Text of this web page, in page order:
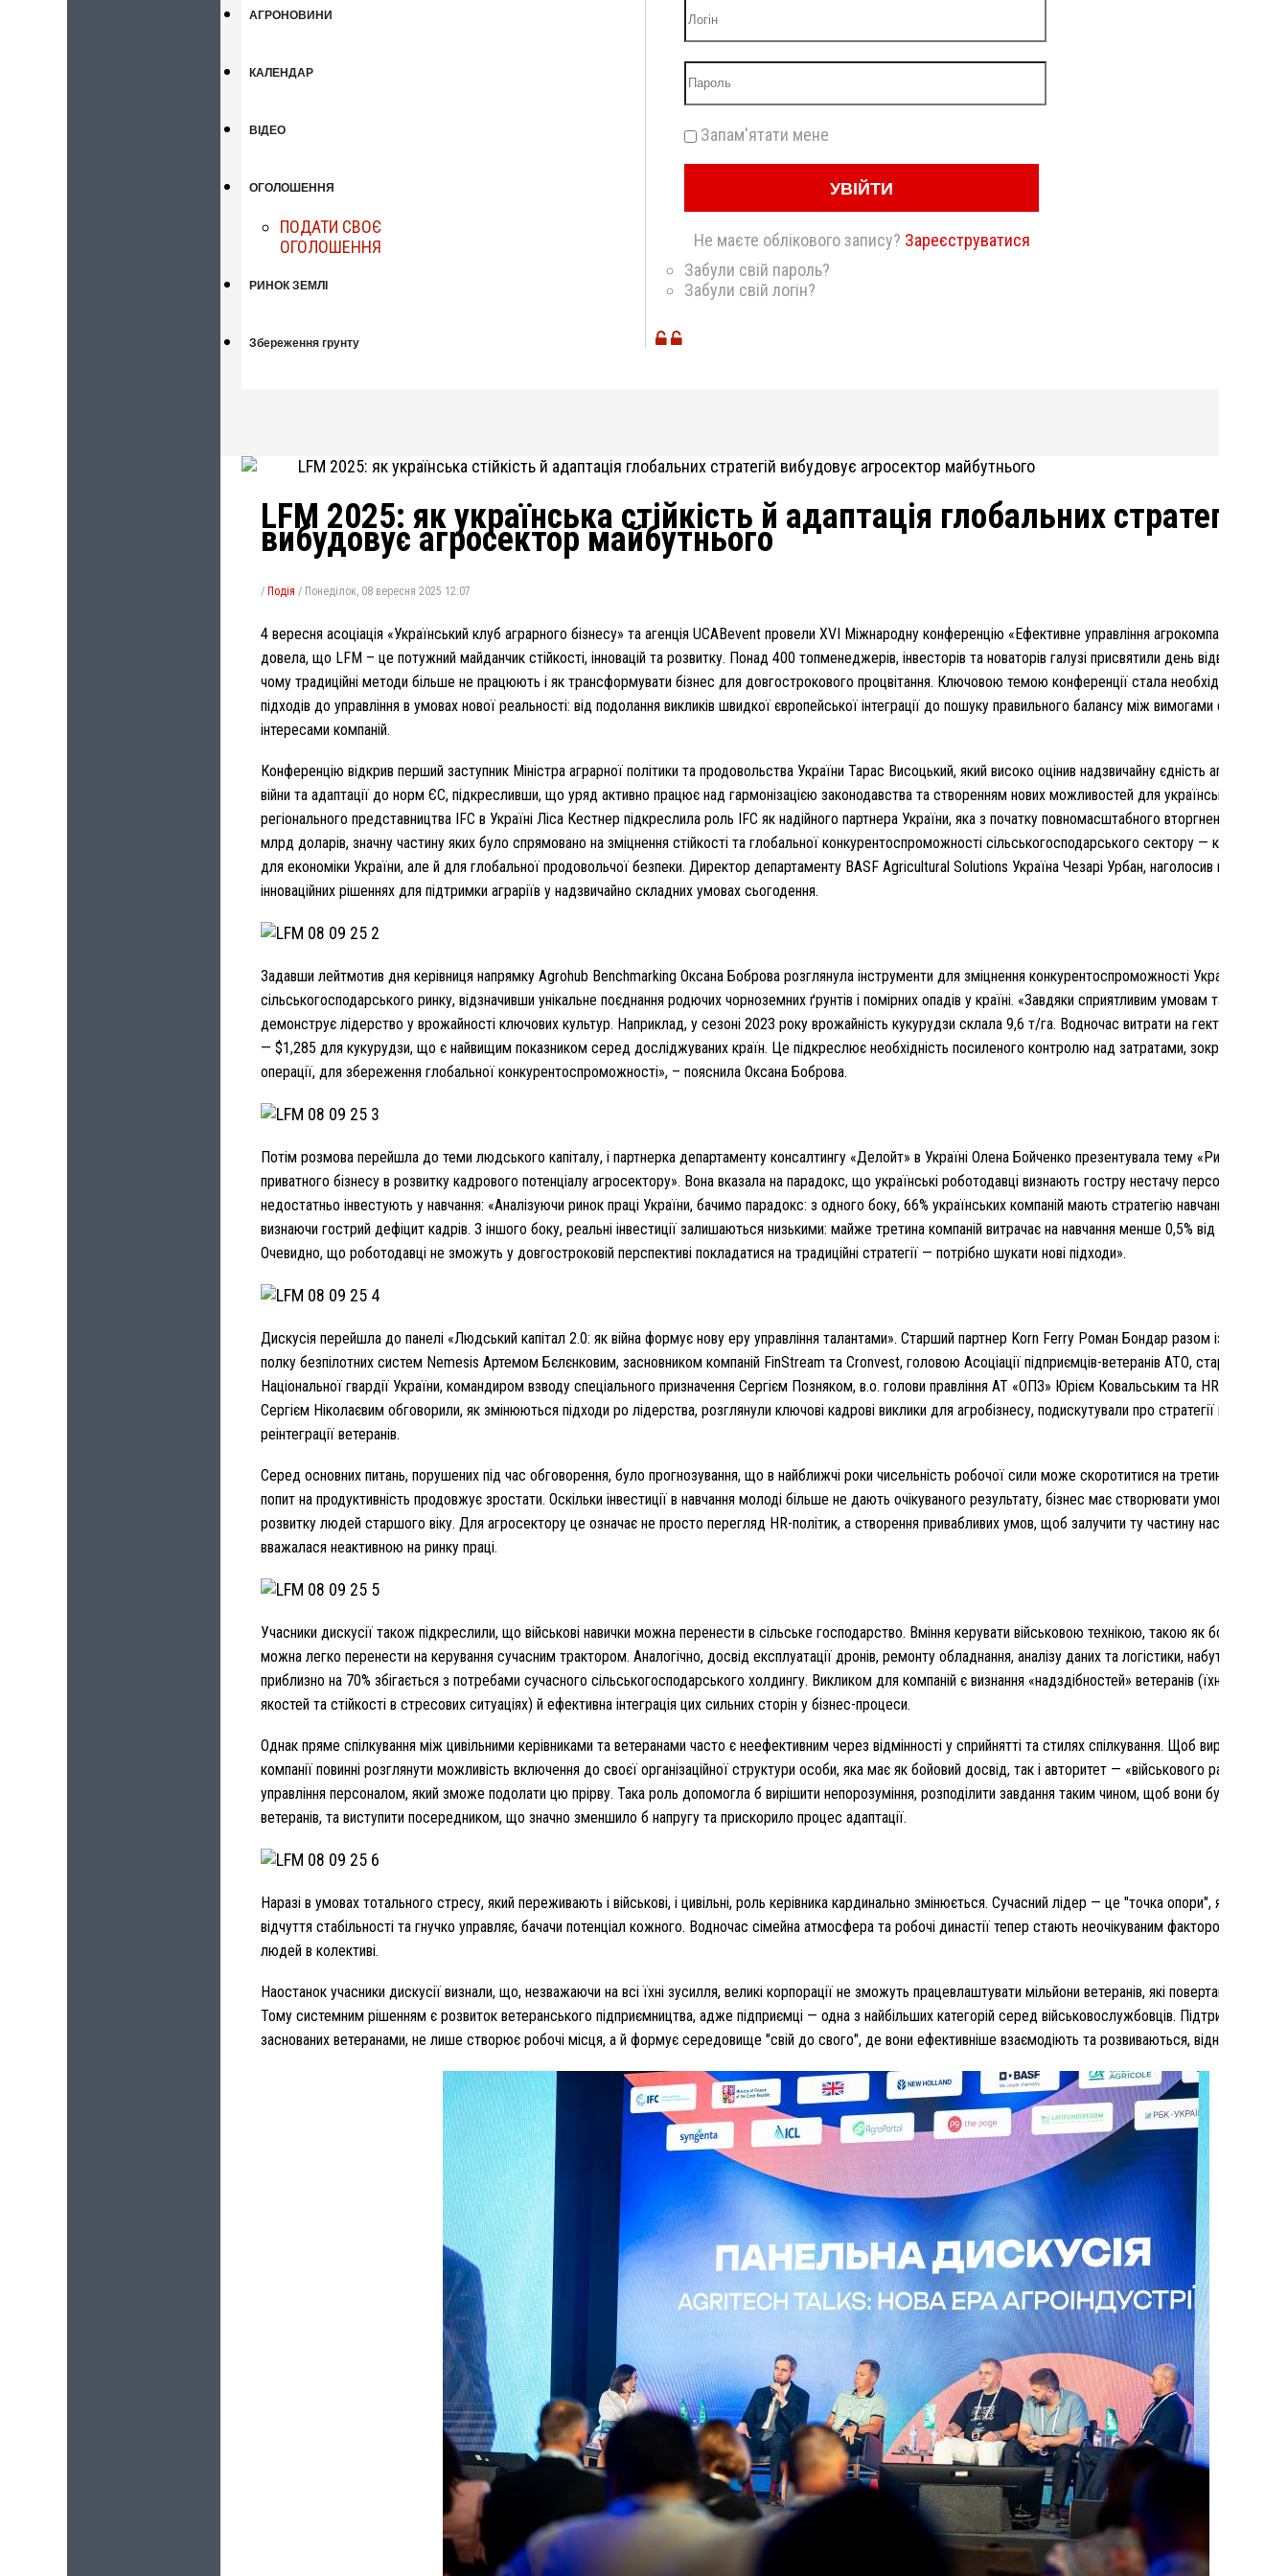
АГРОНОВИНИ
КАЛЕНДАР
ВІДЕО
ОГОЛОШЕННЯ
ПОДАТИ СВОЄ
ОГОЛОШЕННЯ
РИНОК ЗЕМЛІ
Збереження грунту
Запам'ятати мене
УВІЙТИ
Не маєте облікового запису? Зареєструватися
Забули свій пароль?
Забули свій логін?
LFM 2025: як українська стійкість й адаптація глобальних стратегій
вибудовує агросектор майбутнього
/ Подія / Понеділок, 08 вересня 2025 12:07
4 вересня асоціація «Український клуб аграрного бізнесу» та агенція UCABevent провели XVI Міжнародну конференцію «Ефективне управління агрокомпаніями»
довела, що LFM – це потужний майданчик стійкості, інновацій та розвитку. Понад 400 топменеджерів, інвесторів та новаторів галузі присвятили день відвертим
чому традиційні методи більше не працюють і як трансформувати бізнес для довгострокового процвітання. Ключовою темою конференції стала необхідність
підходів до управління в умовах нової реальності: від подолання викликів швидкої європейської інтеграції до пошуку правильного балансу між вимогами світового
інтересами компаній.
Конференцію відкрив перший заступник Міністра аграрної політики та продовольства України Тарас Висоцький, який високо оцінив надзвичайну єдність аграрної
війни та адаптації до норм ЄС, підкресливши, що уряд активно працює над гармонізацією законодавства та створенням нових можливостей для українських
регіонального представництва IFC в Україні Ліса Кестнер підкреслила роль IFC як надійного партнера України, яка з початку повномасштабного вторгнення
млрд доларів, значну частину яких було спрямовано на зміцнення стійкості та глобальної конкурентоспроможності сільськогосподарського сектору — ключового
для економіки України, але й для глобальної продовольчої безпеки. Директор департаменту BASF Agricultural Solutions Україна Чезарі Урбан, наголосив на гострій
інноваційних рішеннях для підтримки аграріїв у надзвичайно складних умовах сьогодення.
Задавши лейтмотив дня керівниця напрямку Agrohub Benchmarking Оксана Боброва розглянула інструменти для зміцнення конкурентоспроможності України серед
сільськогосподарського ринку, відзначивши унікальне поєднання родючих чорноземних ґрунтів і помірних опадів у країні. «Завдяки сприятливим умовам та
демонструє лідерство у врожайності ключових культур. Наприклад, у сезоні 2023 року врожайність кукурудзи склала 9,6 т/га. Водночас витрати на гектар
— $1,285 для кукурудзи, що є найвищим показником серед досліджуваних країн. Це підкреслює необхідність посиленого контролю над затратами, зокрема на
операції, для збереження глобальної конкурентоспроможності», – пояснила Оксана Боброва.
Потім розмова перейшла до теми людського капіталу, і партнерка департаменту консалтингу «Делойт» в Україні Олена Бойченко презентувала тему «Ринок праці в
приватного бізнесу в розвитку кадрового потенціалу агросектору». Вона вказала на парадокс, що українські роботодавці визнають гостру нестачу персоналу, але
недостатньо інвестують у навчання: «Аналізуючи ринок праці України, бачимо парадокс: з одного боку, 66% українських компаній мають стратегію навчання та
визнаючи гострий дефіцит кадрів. З іншого боку, реальні інвестиції залишаються низькими: майже третина компаній витрачає на навчання менше 0,5% від фонду
Очевидно, що роботодавці не зможуть у довгостроковій перспективі покладатися на традиційні стратегії — потрібно шукати нові підходи».
Дискусія перейшла до панелі «Людський капітал 2.0: як війна формує нову еру управління талантами». Старший партнер Korn Ferry Роман Бондар разом із
полку безпілотних систем Nemesis Артемом Бєлєнковим, засновником компаній FinStream та Cronvest, головою Асоціації підприємців-ветеранів АТО, старшим
Національної гвардії України, командиром взводу спеціального призначення Сергієм Позняком, в.о. голови правління АТ «ОПЗ» Юрієм Ковальським та HRD
Сергієм Ніколаєвим обговорили, як змінюються підходи ро лідерства, розглянули ключові кадрові виклики для агробізнесу, подискутували про стратегії воєнної
реінтеграції ветеранів.
Серед основних питань, порушених під час обговорення, було прогнозування, що в найближчі роки чисельність робочої сили може скоротитися на третину, навіть
попит на продуктивність продовжує зростати. Оскільки інвестиції в навчання молоді більше не дають очікуваного результату, бізнес має створювати умови для
розвитку людей старшого віку. Для агросектору це означає не просто перегляд HR-політик, а створення привабливих умов, щоб залучити ту частину населення,
вважалася неактивною на ринку праці.
Учасники дискусії також підкреслили, що військові навички можна перенести в сільське господарство. Вміння керувати військовою технікою, такою як бойова
можна легко перенести на керування сучасним трактором. Аналогічно, досвід експлуатації дронів, ремонту обладнання, аналізу даних та логістики, набутий у
приблизно на 70% збігається з потребами сучасного сільськогосподарського холдингу. Викликом для компаній є визнання «надздібностей» ветеранів (їхньої
якостей та стійкості в стресових ситуаціях) й ефективна інтеграція цих сильних сторін у бізнес-процеси.
Однак пряме спілкування між цивільними керівниками та ветеранами часто є неефективним через відмінності у сприйнятті та стилях спілкування. Щоб вирішити цю
компанії повинні розглянути можливість включення до своєї організаційної структури особи, яка має як бойовий досвід, так і авторитет — «військового радника»
управління персоналом, який зможе подолати цю прірву. Така роль допомогла б вирішити непорозуміння, розподілити завдання таким чином, щоб вони були
ветеранів, та виступити посередником, що значно зменшило б напругу та прискорило процес адаптації.
Наразі в умовах тотального стресу, який переживають і військові, і цивільні, роль керівника кардинально змінюється. Сучасний лідер — це "точка опори", яка
відчуття стабільності та гнучко управляє, бачачи потенціал кожного. Водночас сімейна атмосфера та робочі династії тепер стають неочікуваним фактором
людей в колективі.
Наостанок учасники дискусії визнали, що, незважаючи на всі їхні зусилля, великі корпорації не зможуть працевлаштувати мільйони ветеранів, які повертаються до
Тому системним рішенням є розвиток ветеранського підприємництва, адже підприємці — одна з найбільших категорій серед військовослужбовців. Підтримка
заснованих ветеранами, не лише створює робочі місця, а й формує середовище "свій до свого", де вони ефективніше взаємодіють та розвиваються, відновлюючи